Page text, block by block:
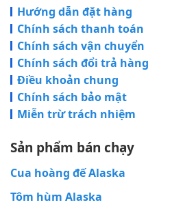
Hướng dẫn đặt hàng
Chính sách thanh toán
Chính sách vận chuyển
Chính sách đổi trả hàng
Điều khoản chung
Chính sách bảo mật
Miễn trừ trách nhiệm
Sản phẩm bán chạy
Cua hoàng đế Alaska
Tôm hùm Alaska